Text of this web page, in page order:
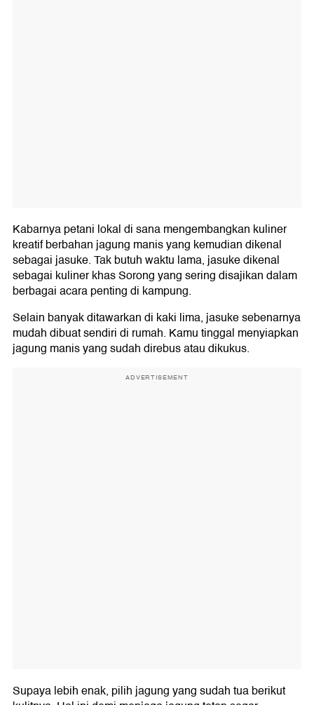
Kabarnya petani lokal di sana mengembangkan kuliner
kreatif berbahan jagung manis yang kemudian dikenal
sebagai jasuke. Tak butuh waktu lama, jasuke dikenal
sebagai kuliner khas Sorong yang sering disajikan dalam
berbagai acara penting di kampung.
Selain banyak ditawarkan di kaki lima, jasuke sebenarnya
mudah dibuat sendiri di rumah. Kamu tinggal menyiapkan
jagung manis yang sudah direbus atau dikukus.
ADVERTISEMENT
Supaya lebih enak, pilih jagung yang sudah tua berikut